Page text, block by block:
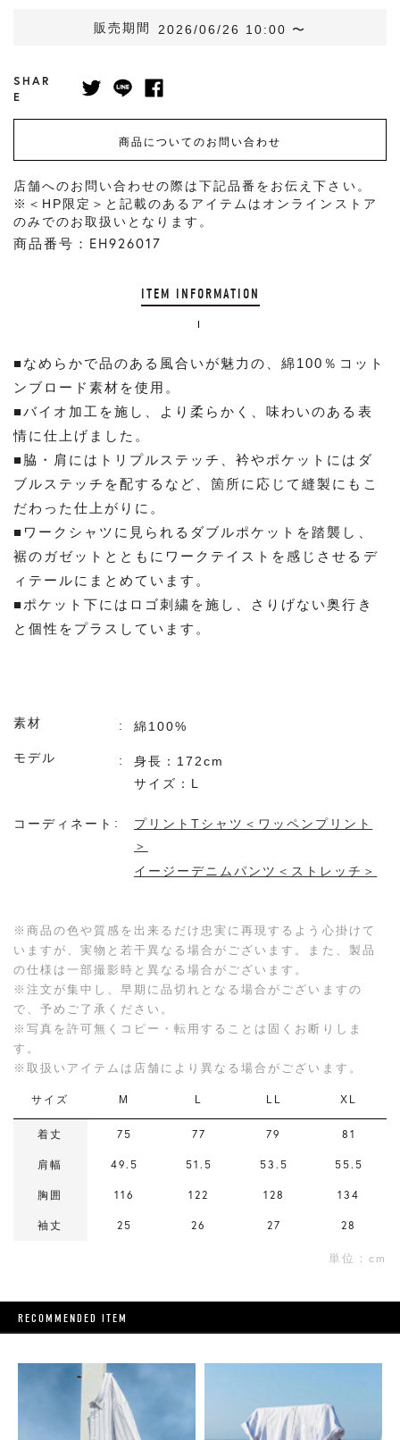
販売期間 2026/06/26 10:00 〜
SHAR
E
商品についてのお問い合わせ
店舗へのお問い合わせの際は下記品番をお伝え下さい。
※＜HP限定＞と記載のあるアイテムはオンラインストア
のみでのお取扱いとなります。
商品番号：EH926017
ITEM INFORMATION
■なめらかで品のある風合いが魅力の、綿100％コット
ンブロード素材を使用。
■バイオ加工を施し、より柔らかく、味わいのある表
情に仕上げました。
■脇・肩にはトリプルステッチ、衿やポケットにはダ
ブルステッチを配するなど、箇所に応じて縫製にもこ
だわった仕上がりに。
■ワークシャツに見られるダブルポケットを踏襲し、
裾のガゼットとともにワークテイストを感じさせるデ
ィテールにまとめています。
■ポケット下にはロゴ刺繍を施し、さりげない奥行き
と個性をプラスしています。
素材 綿100%
モデル
身長：172cm
サイズ：L
コーディネート
プリントTシャツ＜ワッペンプリント
＞
イージーデニムパンツ＜ストレッチ＞
※商品の色や質感を出来るだけ忠実に再現するよう心掛けて
いますが、実物と若干異なる場合がございます。また、製品
の仕様は一部撮影時と異なる場合がございます。
※注文が集中し、早期に品切れとなる場合がございますの
で、予めご了承ください。
※写真を許可無くコピー・転用することは固くお断りしま
す。
※取扱いアイテムは店舗により異なる場合がございます。
サイズ M L LL XL
着丈 75 77 79 81
肩幅 49.5 51.5 53.5 55.5
胸囲 116 122 128 134
袖丈 25 26 27 28
単位：cm
RECOMMENDED ITEM